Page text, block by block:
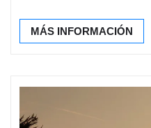
MÁS INFORMACIÓN